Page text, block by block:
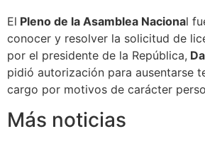
El Pleno de la Asamblea Nacional
conocer y resolver la solicitud de
por el presidente de la República,
pidió autorización para ausentarse
cargo por motivos de carácter
Más noticias